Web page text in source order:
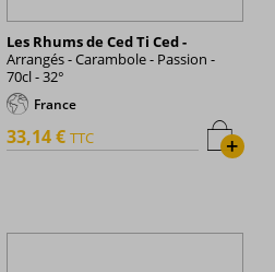
Les Rhums de Ced Ti Ced -
Arrangés - Carambole - Passion -
70cl - 32°
France
+
33,14 € TTC